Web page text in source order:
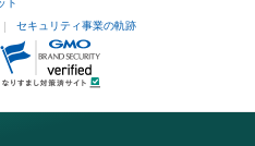
ト
セキュリティ事業の軌跡